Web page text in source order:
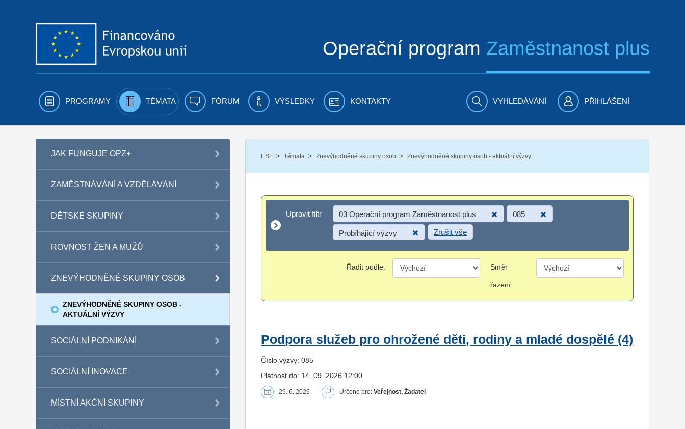
Operační program Zaměstnanost plus
PROGRAMY TÉMATA FÓRUM VÝSLEDKY KONTAKTY VYHLEDÁVÁNÍ PŘIHLÁŠENÍ
JAK FUNGUJE OPZ+
ZAMĚSTNÁVÁNÍ A VZDĚLÁVÁNÍ
DĚTSKÉ SKUPINY
ROVNOST ŽEN A MUŽŮ
ZNEVÝHODNĚNÉ SKUPINY OSOB
ZNEVÝHODNĚNÉ SKUPINY OSOB -
AKTUÁLNÍ VÝZVY
SOCIÁLNÍ PODNIKÁNÍ
SOCIÁLNÍ INOVACE
MÍSTNÍ AKČNÍ SKUPINY
ESF / Témata / Znevýhodněné skupiny osob / Znevýhodněné skupiny osob - aktuální výzvy
Upravit filtr
Upravit filtr 03 Operační program Zaměstnanost plus 085
Probíhající výzvy Zrušit vše
Řadit podle: Směr
řazení:
Podpora služeb pro ohrožené děti, rodiny a mladé dospělé (4)
Číslo výzvy: 085
Platnost do: 14. 09. 2026 12:00
29. 6. 2026 Určeno pro:Veřejnost, Žadatel